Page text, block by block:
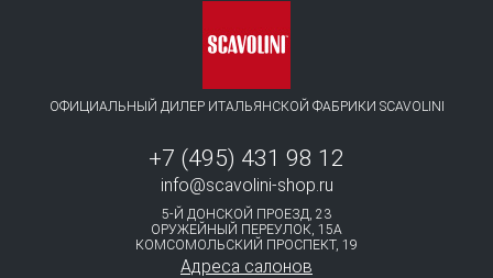
ОФИЦИАЛЬНЫЙ ДИЛЕР ИТАЛЬЯНСКОЙ ФАБРИКИ SCAVOLINI
+7 (495) 431 98 12
info@scavolini-shop.ru
5-Й ДОНСКОЙ ПРОЕЗД, 23
ОРУЖЕЙНЫЙ ПЕРЕУЛОК, 15А
КОМСОМОЛЬСКИЙ ПРОСПЕКТ, 19⁠
Адреса салонов